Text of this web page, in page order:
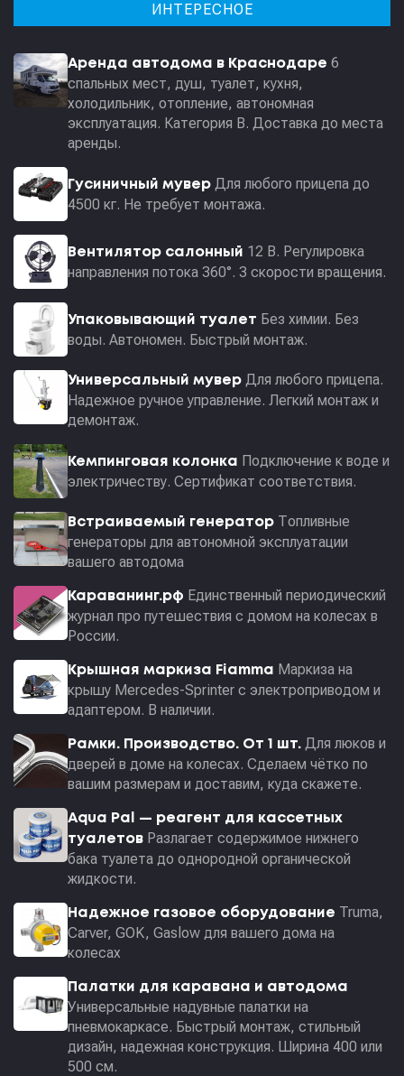
ИНТЕРЕСНОЕ
Аренда автодома в Краснодаре 6
спальных мест, душ, туалет, кухня,
холодильник, отопление, автономная
эксплуатация. Категория В. Доставка до места
аренды.
Гусиничный мувер Для любого прицепа до
4500 кг. Не требует монтажа.
Вентилятор салонный 12 В. Регулировка
направления потока 360°. 3 скорости вращения.
Упаковывающий туалет Без химии. Без
воды. Автономен. Быстрый монтаж.
Универсальный мувер Для любого прицепа.
Надежное ручное управление. Легкий монтаж и
демонтаж.
Кемпинговая колонка Подключение к воде и
электричеству. Сертификат соответствия.
Встраиваемый генератор Топливные
генераторы для автономной эксплуатации
вашего автодома
Караванинг.рф Единственный периодический
журнал про путешествия с домом на колесах в
России.
Крышная маркиза Fiamma Маркиза на
крышу Mercedes-Sprinter с электроприводом и
адаптером. В наличии.
Рамки. Производство. От 1 шт. Для люков и
дверей в доме на колесах. Сделаем чётко по
вашим размерам и доставим, куда скажете.
Aqua Pal — pеагент для кассетных
туалетов Разлагает содержимое нижнего
бака туалета до однородной органической
жидкости.
Надежное газовое оборудование Truma,
Carver, GOK, Gaslow для вашего дома на
колесах
Палатки для каравана и автодома
Универсальные надувные палатки на
пневмокаркасе. Быстрый монтаж, стильный
дизайн, надежная конструкция. Ширина 400 или
500 см.